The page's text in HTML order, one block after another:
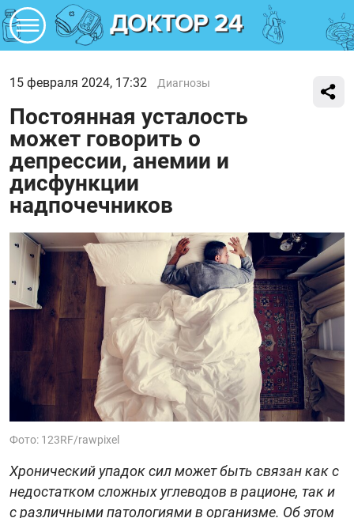
15 февраля 2024, 17:32 Диагнозы
Постоянная усталость
может говорить о
депрессии, анемии и
дисфункции
надпочечников
Фото: 123RF/rawpixel
Хронический упадок сил может быть связан как с
недостатком сложных углеводов в рационе, так и
с различными патологиями в организме. Об этом